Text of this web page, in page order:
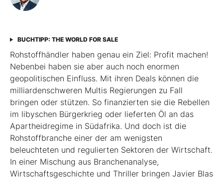
BUCHTIPP: THE WORLD FOR SALE
Rohstoffhändler haben genau ein Ziel: Profit machen!
Nebenbei haben sie aber auch noch enormen
geopolitischen Einfluss. Mit ihren Deals können die
milliardenschweren Multis Regierungen zu Fall
bringen oder stützen. So finanzierten sie die Rebellen
im libyschen Bür­­­­­gerkrieg oder lieferten Öl an das
Apartheidregime in Südafrika. Und doch ist die
Rohstoffbranche einer der am wenigsten
beleuchteten und regulierten Sektoren der Wirtschaft.
In einer Mischung aus Branchenanalyse,
Wirtschaftsgeschichte und Thriller bringen Javier Blas